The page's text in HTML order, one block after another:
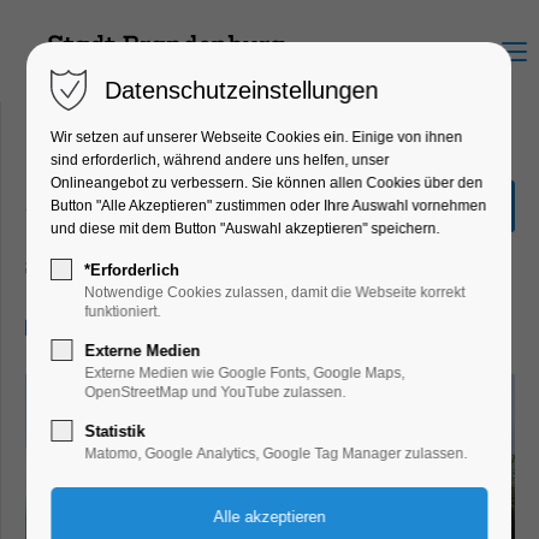
Menu
„Stadtrundfahrt“ 2,0
Stunden
Schiffrundfahrt
Datenschutzeinstellungen
Wir setzen auf unserer Webseite Cookies ein. Einige von ihnen
sind erforderlich, während andere uns helfen, unser
Onlineangebot zu verbessern. Sie können allen Cookies über den
Button "Alle Akzeptieren" zustimmen oder Ihre Auswahl vornehmen
und diese mit dem Button "Auswahl akzeptieren" speichern.
*Erforderlich
Notwendige Cookies zulassen, damit die Webseite korrekt
funktioniert.
Externe Medien
Externe Medien wie Google Fonts, Google Maps,
OpenStreetMap und YouTube zulassen.
Statistik
Matomo, Google Analytics, Google Tag Manager zulassen.